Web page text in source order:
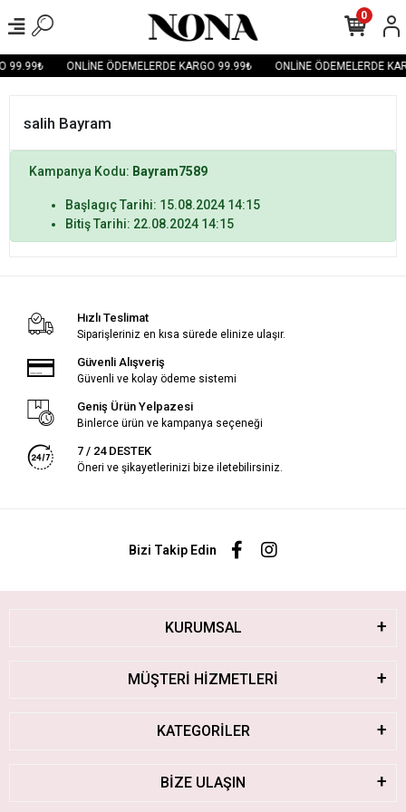
99.99₺ ONLİNE ÖDEMELERDE KARGO 99.99₺ ONLİNE ÖDEMELERDE
0
salih Bayram
Kampanya Kodu: Bayram7589
Başlagıç Tarihi: 15.08.2024 14:15
Bitiş Tarihi: 22.08.2024 14:15
Hızlı Teslimat
Siparişleriniz en kısa sürede elinize ulaşır.
Güvenli Alışveriş
Güvenli ve kolay ödeme sistemi
Geniş Ürün Yelpazesi
Binlerce ürün ve kampanya seçeneği
7 / 24 DESTEK
Öneri ve şikayetlerinizi bize iletebilirsiniz.
Bizi Takip Edin
KURUMSAL
MÜŞTERİ HİZMETLERİ
KATEGORİLER
BİZE ULAŞIN